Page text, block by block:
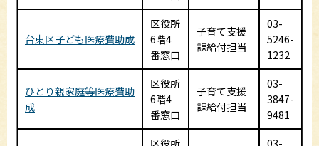
台東区子ども医療費助成
区役所
6階4
番窓口
子育て支援
課給付担当
03-
5246-
1232
ひとり親家庭等医療費助
成
区役所
6階4
番窓口
子育て支援
課給付担当
03-
3847-
9481
区役所
03-